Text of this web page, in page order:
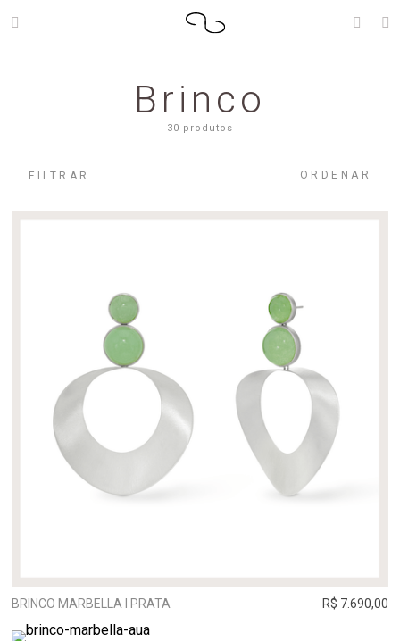
Brinco
30 produtos
FILTRAR ORDENAR
BRINCO MARBELLA I PRATA R$ 7.690,00